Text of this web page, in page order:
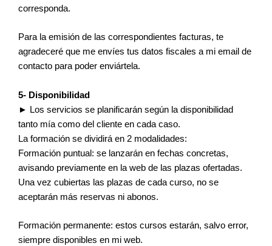
corresponda.
Para la emisión de las correspondientes facturas, te
agradeceré que me envíes tus datos fiscales a mi email de
contacto para poder enviártela.
5- Disponibilidad
► Los servicios se planificarán según la disponibilidad
tanto mía como del cliente en cada caso.
La formación se dividirá en 2 modalidades:
Formación puntual: se lanzarán en fechas concretas,
avisando previamente en la web de las plazas ofertadas.
Una vez cubiertas las plazas de cada curso, no se
aceptarán más reservas ni abonos.
Formación permanente: estos cursos estarán, salvo error,
siempre disponibles en mi web.